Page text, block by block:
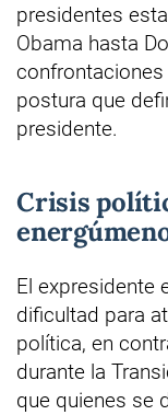
presidentes
Obama hasta
confrontaciones
postura que
presidente.
Crisis
El expresidente
dificultad para
política, en
durante la
que quienes se